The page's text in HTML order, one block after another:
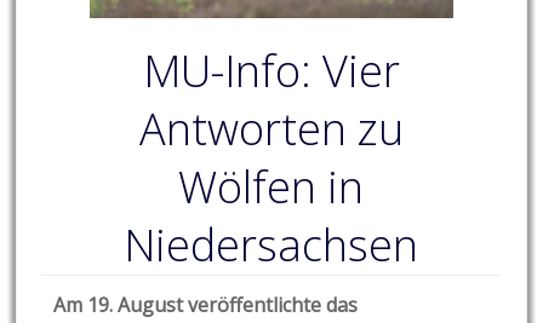
MU-Info: Vier
Antworten zu
Wölfen in
Niedersachsen
Am 19. August veröffentlichte das